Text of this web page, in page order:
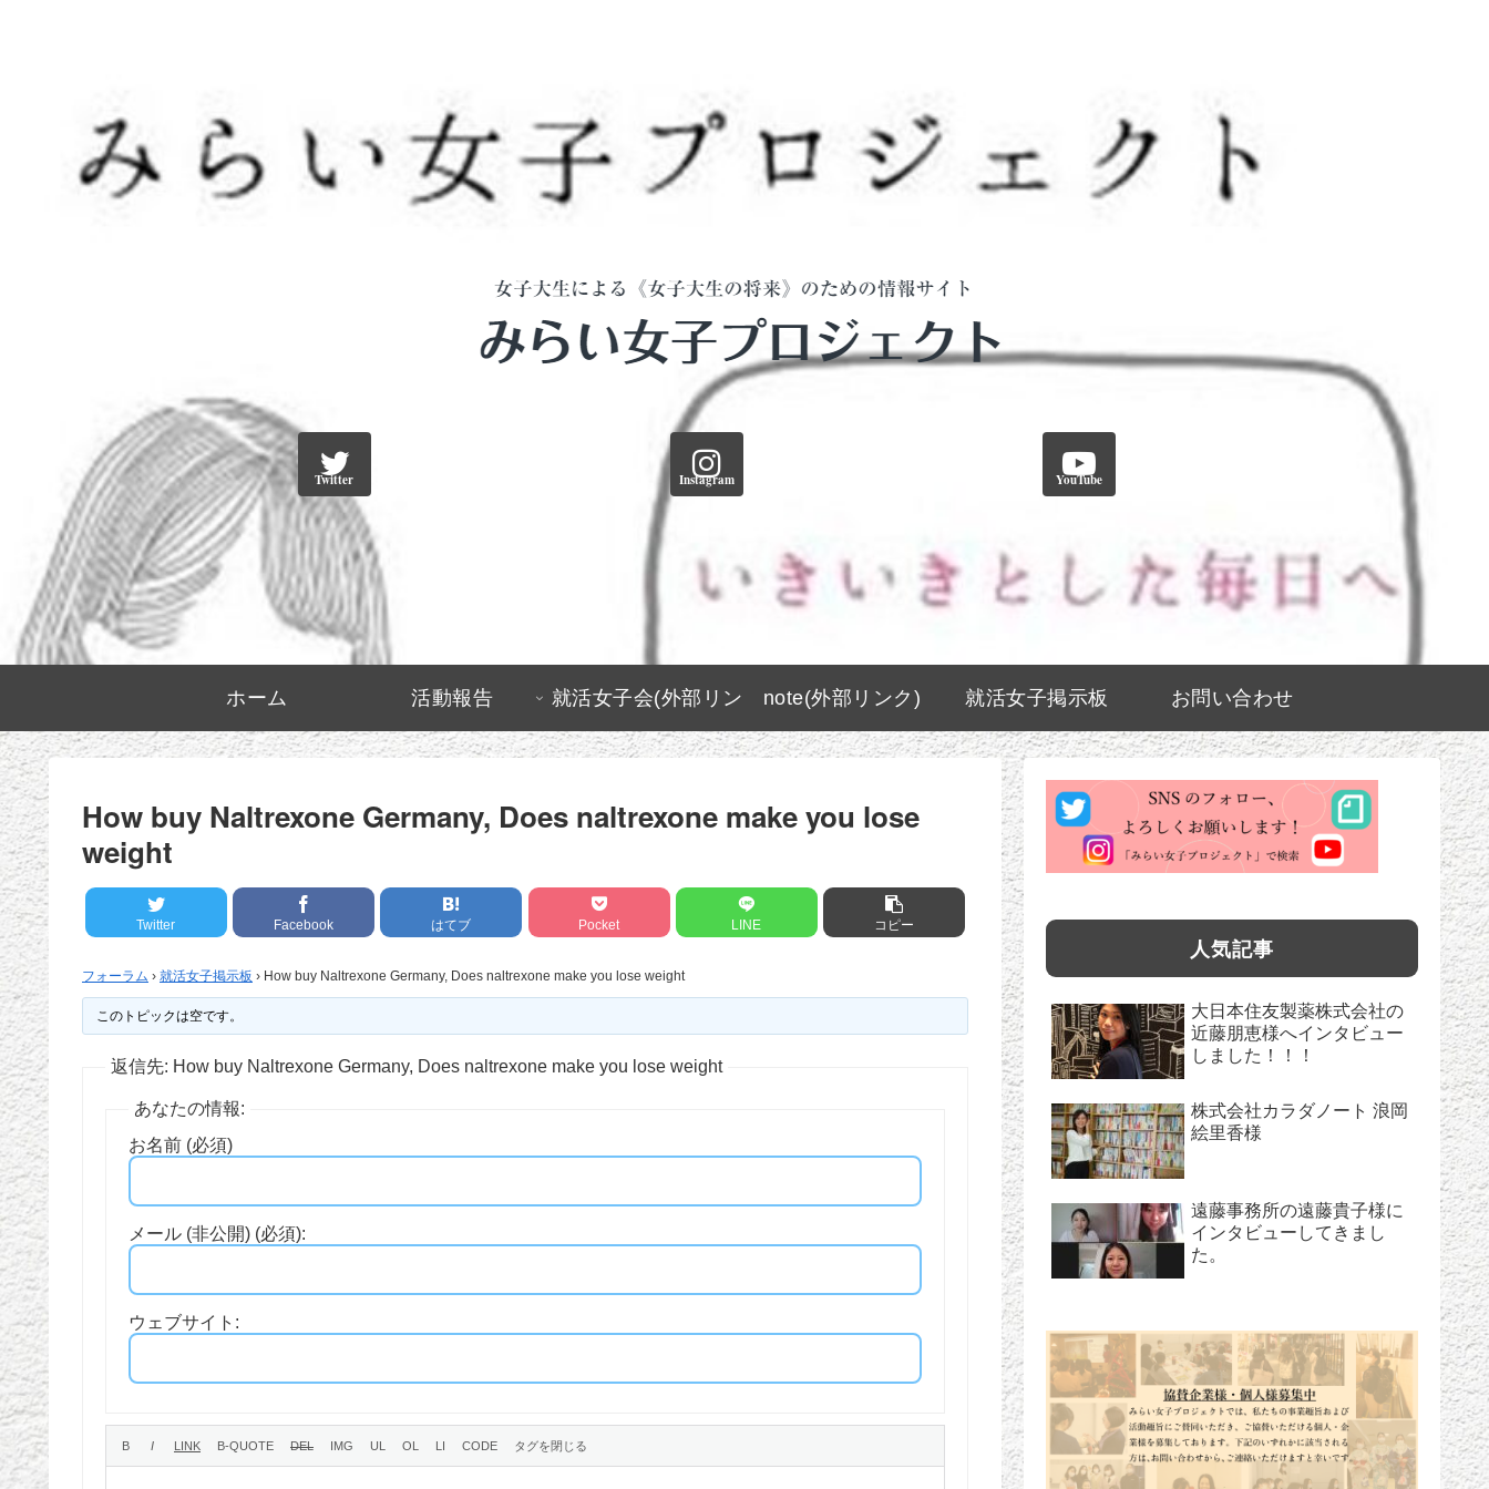
Twitter Instagram YouTube
ホーム 活動報告 就活女子会(外部リン
ク)
note(外部リンク) 就活女子掲示板 お問い合わせ
How buy Naltrexone Germany, Does naltrexone make you lose
weight
Twitter Facebook はてブ Pocket LINE コピー
フォーラム › 就活女子掲示板 › How buy Naltrexone Germany, Does naltrexone make you lose weight
このトピックは空です。
返信先: How buy Naltrexone Germany, Does naltrexone make you lose weight
あなたの情報:
お名前 (必須)
メール (非公開) (必須):
ウェブサイト:
人気記事
大日本住友製薬株式会社の
近藤朋恵様へインタビュー
しました！！！
株式会社カラダノート 浪岡
絵里香様
遠藤事務所の遠藤貴子様に
インタビューしてきまし
た。